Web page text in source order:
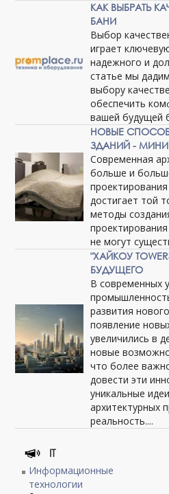
КАК ВЫБРАТЬ
БАНИ
Выбор
играет
надежного и
статье мы
выбору
обеспечить
вашей будущей
НОВЫЕ
ЗДАНИЙ -
Современная
больше и
достигает той
методы
не могут
"ХАЙКОУ
БУДУЩЕГО
В современных
развития
появление
увеличились в
новые
что более
довести эти
уникальные
архитектурных
реальность....
IT
Информационные
технологии